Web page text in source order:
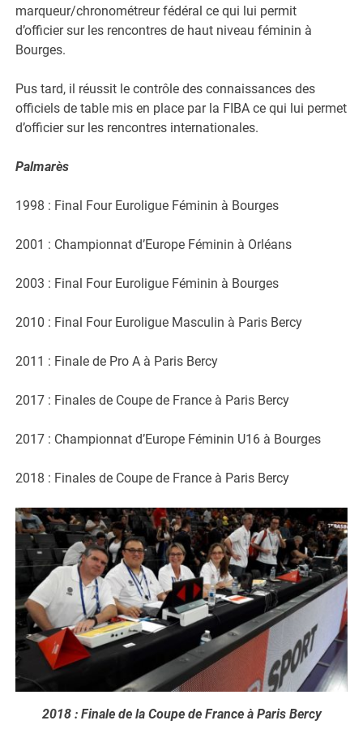
marqueur/chronométreur fédéral ce qui lui permit
d’officier sur les rencontres de haut niveau féminin à
Bourges.
Pus tard, il réussit le contrôle des connaissances des
officiels de table mis en place par la FIBA ce qui lui permet
d’officier sur les rencontres internationales.
Palmarès
1998 : Final Four Euroligue Féminin à Bourges
2001 : Championnat d’Europe Féminin à Orléans
2003 : Final Four Euroligue Féminin à Bourges
2010 : Final Four Euroligue Masculin à Paris Bercy
2011 : Finale de Pro A à Paris Bercy
2017 : Finales de Coupe de France à Paris Bercy
2017 : Championnat d’Europe Féminin U16 à Bourges
2018 : Finales de Coupe de France à Paris Bercy
2018 : Finale de la Coupe de France à Paris Bercy